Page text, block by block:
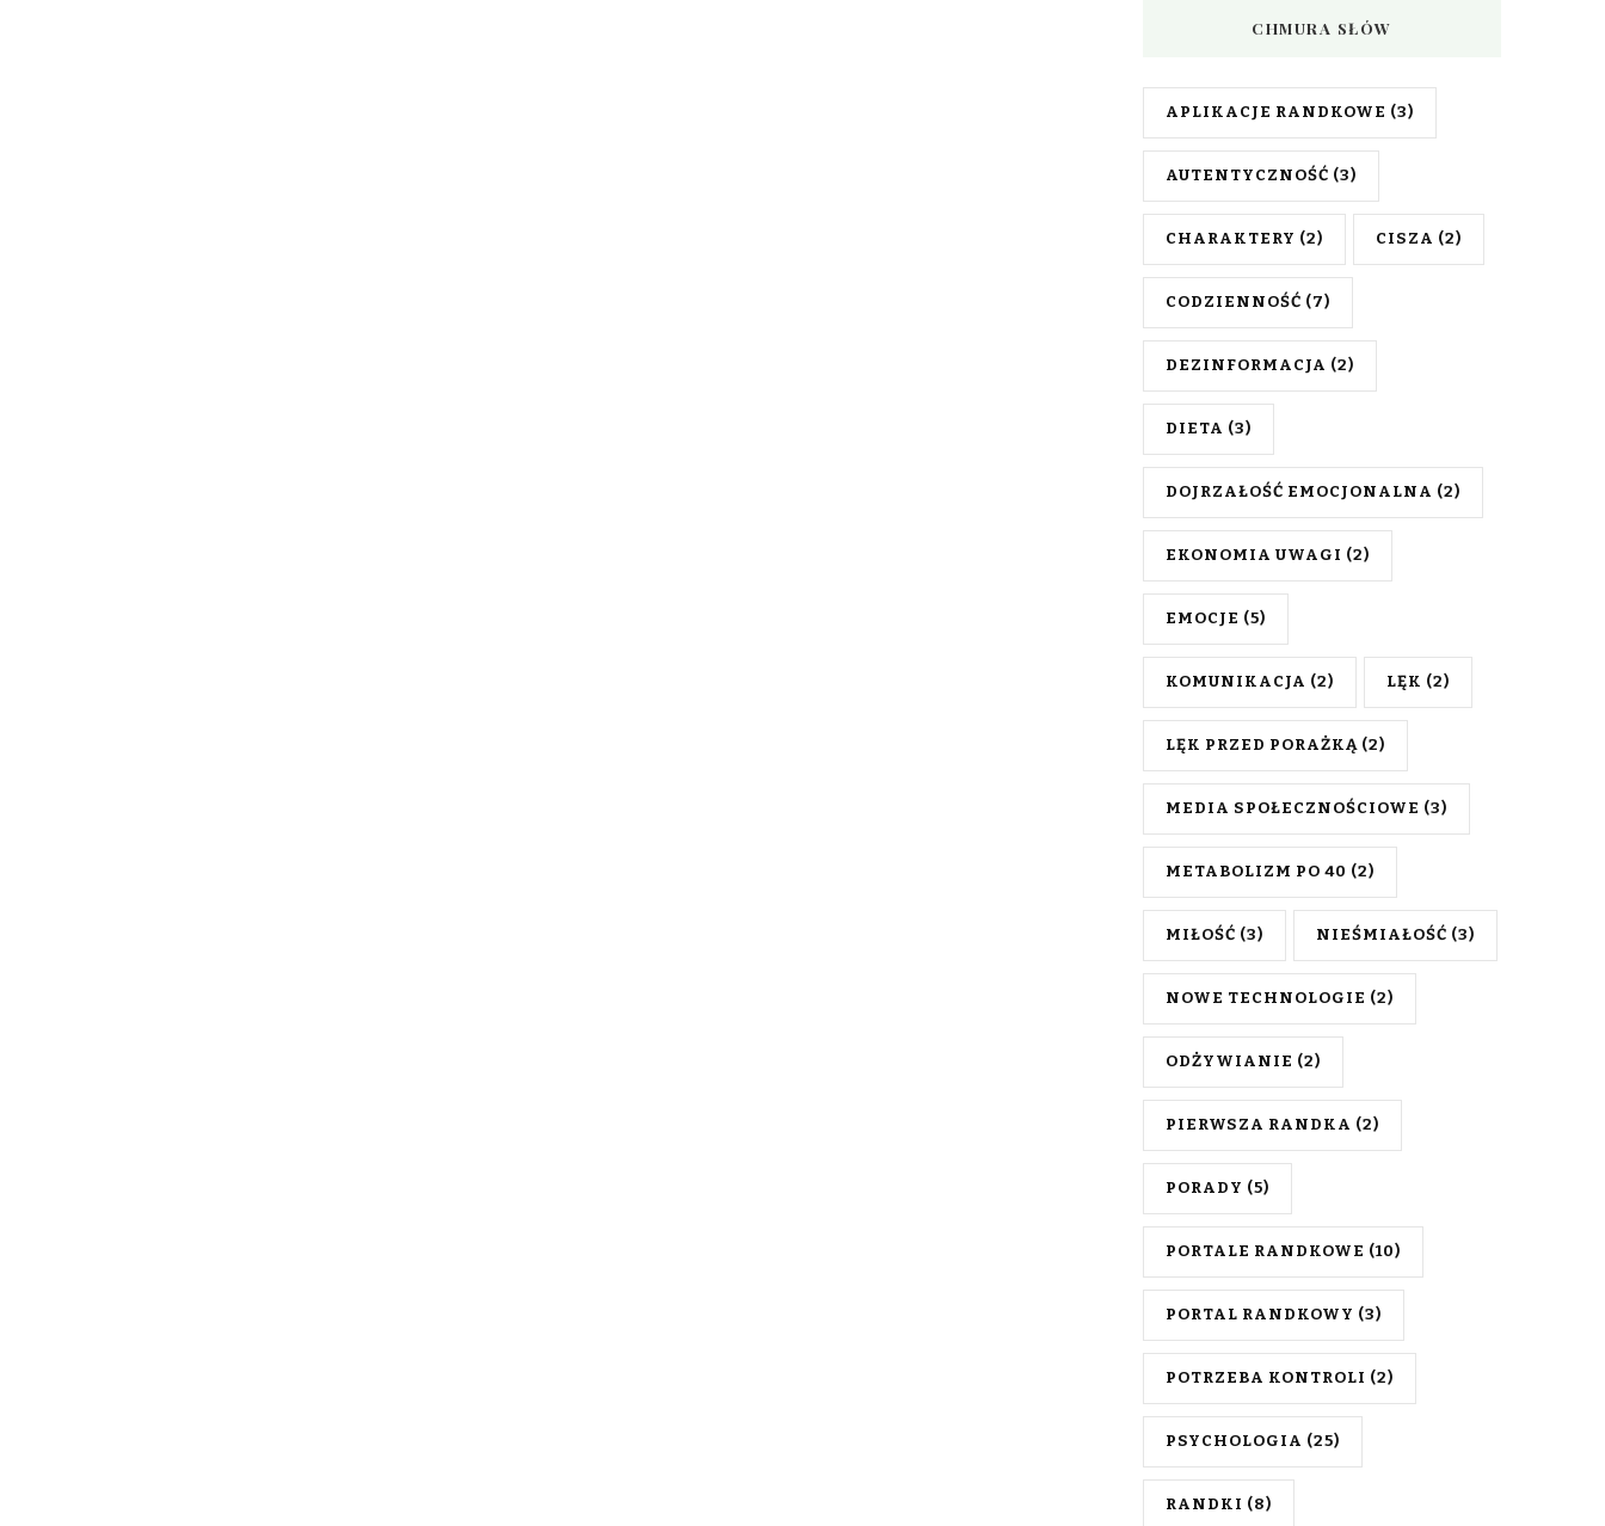
CHMURA SŁÓW
APLIKACJE RANDKOWE (3)
AUTENTYCZNOŚĆ (3)
CHARAKTERY (2) CISZA (2)
CODZIENNOŚĆ (7)
DEZINFORMACJA (2)
DIETA (3)
DOJRZAŁOŚĆ EMOCJONALNA (2)
EKONOMIA UWAGI (2)
EMOCJE (5)
KOMUNIKACJA (2) LĘK (2)
LĘK PRZED PORAŻKĄ (2)
MEDIA SPOŁECZNOŚCIOWE (3)
METABOLIZM PO 40 (2)
MIŁOŚĆ (3) NIEŚMIAŁOŚĆ (3)
NOWE TECHNOLOGIE (2)
ODŻYWIANIE (2)
PIERWSZA RANDKA (2)
PORADY (5)
PORTALE RANDKOWE (10)
PORTAL RANDKOWY (3)
POTRZEBA KONTROLI (2)
PSYCHOLOGIA (25)
RANDKI (8)